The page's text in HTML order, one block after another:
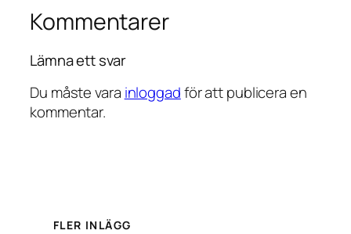
Kommentarer
Lämna ett svar
Du måste vara inloggadför att publicera en
kommentar.
FLER INLÄGG